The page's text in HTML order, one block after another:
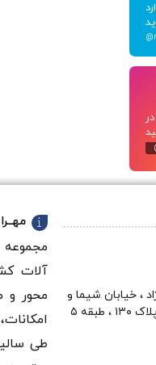
، خیابان شیما و
شهرزاد زند وکیلی غربی ، ساختمان سپهر ، پلاک ۱۳۰ ، طبقه ۵
آلات
محور و
طی